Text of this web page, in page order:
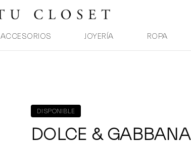
ACCESORIOS JOYERÍA ROPA
DISPONIBLE
DOLCE & GABBANA